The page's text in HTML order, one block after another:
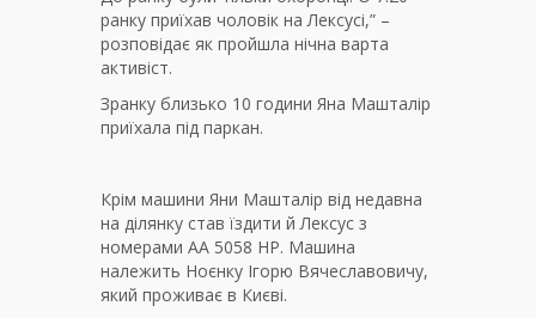
ранку приїхав чоловік на Лексусі,” –
розповідає як пройшла нічна варта
активіст.
Зранку близько 10 години Яна Машталір
приїхала під паркан.
Крім машини Яни Машталір від недавна
на ділянку став їздити й Лексус з
номерами АА 5058 НР. Машина
належить Ноєнку Ігорю Вячеславовичу,
який проживає в Києві.